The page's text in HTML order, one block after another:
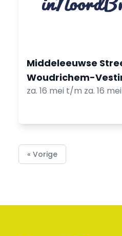
Middeleeuwse
Woudrichem-
za. 16 mei t/m za. 16 mei
« Vorige